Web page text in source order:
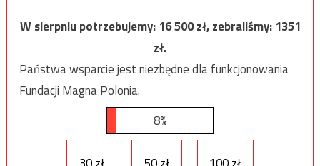
W sierpniu potrzebujemy:16 500zł, zebraliśmy:1351
zł.
Państwa wsparcie jest niezbędne dla funkcjonowania
Fundacji Magna Polonia.
8%